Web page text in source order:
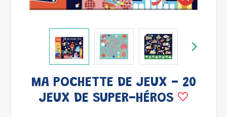
MA POCHETTE DE JEUX - 20
JEUX DE SUPER-HÉROS